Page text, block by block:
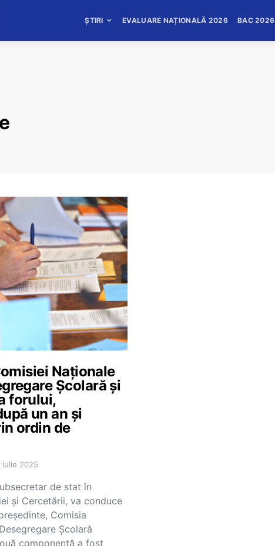
ȘTIRI EVALUARE NAȚIONALĂ 2026 BAC 2026
Naționale
Școlară și
forului,
un an și
ordin de
iulie 2025
de stat în
și Cercetării, va conduce
Comisia
Școlară
componență a fost